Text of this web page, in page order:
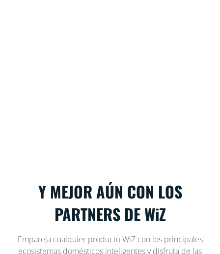
Y MEJOR AÚN CON LOS
PARTNERS DE WiZ
Empareja cualquier producto WiZ con los principales
ecosistemas domésticos inteligentes y disfruta de las